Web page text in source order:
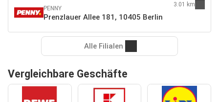
PENNY
Prenzlauer Allee 181, 10405 Berlin
3.01 km
Alle Filialen
Vergleichbare Geschäfte